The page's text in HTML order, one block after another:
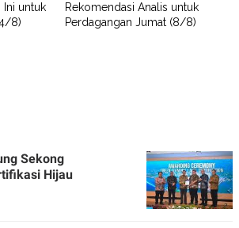
Ini untuk
8)
Rekomendasi Analis untuk
Perdagangan Jumat (8/8)
Sekong
Hijau